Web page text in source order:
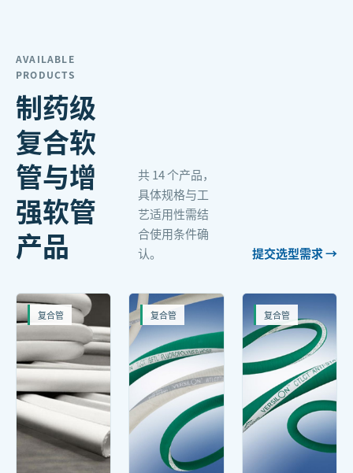
AVAILABLE
PRODUCTS
制药级
复合软
管与增
强软管
产品
共 14个产品，
具体规格与工
艺适用性需结
合使用条件确
认。
提交选型需求 →
复合管 复合管 复合管